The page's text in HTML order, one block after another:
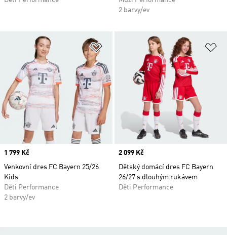
2 barvy/ev
Přidat do seznamu přání
Price
1 799 Kč
Venkovní dres FC Bayern 25/26
Kids
Děti Performance
2 barvy/ev
Price
2 099 Kč
Dětský domácí dres FC Bayern
26/27 s dlouhým rukávem
Děti Performance